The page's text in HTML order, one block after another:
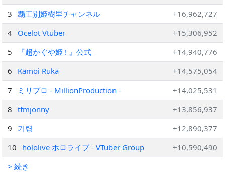
3
覇王別姫樹里チャンネル
+16,962,727
4 Ocelot Vtuber
+15,306,952
5
『超かぐや姫 ! 』公式
+14,940,776
6
Kamoi Ruka
+14,575,054
7
ミリプロ - MillionProduction -
+14,025,531
8
tfmjonny
+13,856,937
9
기령
+12,890,377
10
hololive ホロライブ - VTuber Group
+10,590,490
> 続き